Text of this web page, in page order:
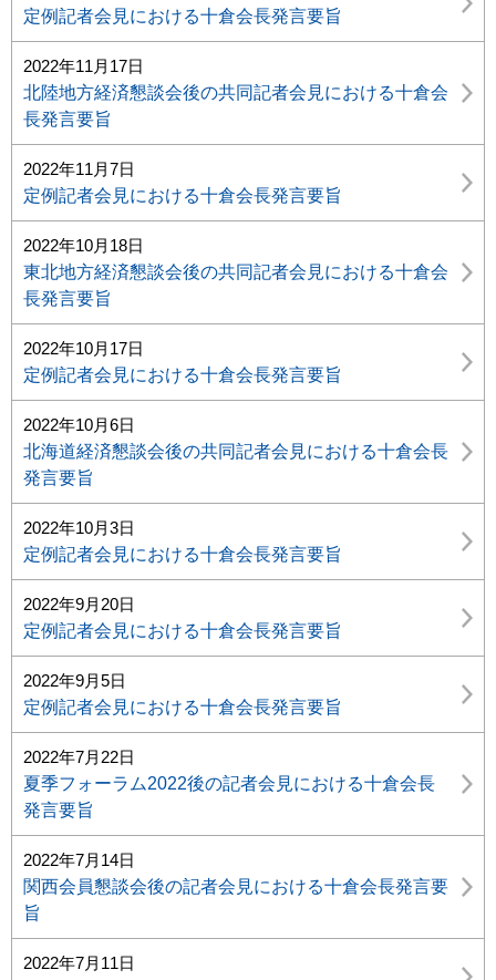
定例記者会見における十倉会長発言要旨
2022年11月17日
北陸地方経済懇談会後の共同記者会見における十倉会
長発言要旨
2022年11月7日
定例記者会見における十倉会長発言要旨
2022年10月18日
東北地方経済懇談会後の共同記者会見における十倉会
長発言要旨
2022年10月17日
定例記者会見における十倉会長発言要旨
2022年10月6日
北海道経済懇談会後の共同記者会見における十倉会長
発言要旨
2022年10月3日
定例記者会見における十倉会長発言要旨
2022年9月20日
定例記者会見における十倉会長発言要旨
2022年9月5日
定例記者会見における十倉会長発言要旨
2022年7月22日
夏季フォーラム2022後の記者会見における十倉会長
発言要旨
2022年7月14日
関西会員懇談会後の記者会見における十倉会長発言要
旨
2022年7月11日